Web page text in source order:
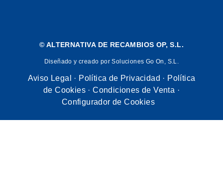
© ALTERNATIVA DE RECAMBIOS OP, S.L.
Diseñado y creado por Soluciones Go On, S.L.
Aviso Legal · Política de Privacidad · Política
de Cookies ·Condiciones de Venta ·
Configurador de Cookies